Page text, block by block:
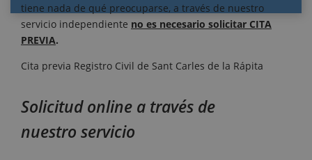
tiene nada de qué preocuparse, a través de nuestro
servicio independiente no es necesario solicitar CITA
PREVIA.
Cita previa Registro Civil de Sant Carles de la Rápita
Solicitud online a través de
nuestro servicio